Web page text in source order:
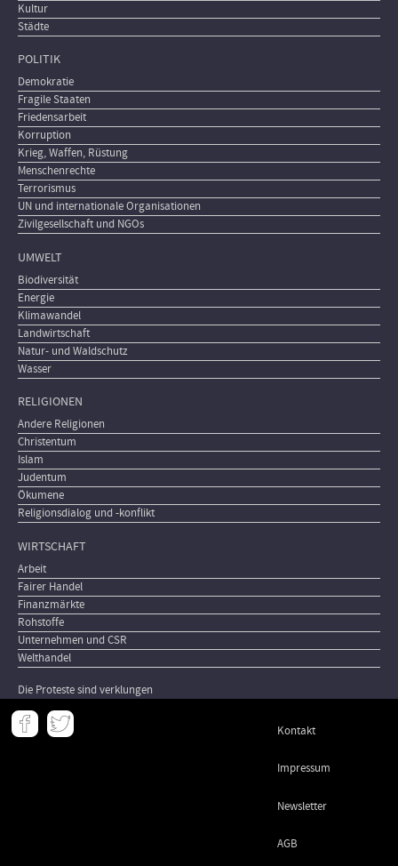
Kultur
Städte
POLITIK
Demokratie
Fragile Staaten
Friedensarbeit
Korruption
Krieg, Waffen, Rüstung
Menschenrechte
Terrorismus
UN und internationale Organisationen
Zivilgesellschaft und NGOs
UMWELT
Biodiversität
Energie
Klimawandel
Landwirtschaft
Natur- und Waldschutz
Wasser
RELIGIONEN
Andere Religionen
Christentum
Islam
Judentum
Ökumene
Religionsdialog und -konflikt
WIRTSCHAFT
Arbeit
Fairer Handel
Finanzmärkte
Rohstoffe
Unternehmen und CSR
Welthandel
Die Proteste sind verklungen
Meta
- Kontakt
Impressum
Newsletter
AGB